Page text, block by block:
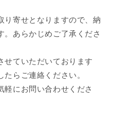
り寄せとなりますので、納
。あらかじめご了承くださ
せていただいております
らご連絡ください。
軽にお問い合わせくださ